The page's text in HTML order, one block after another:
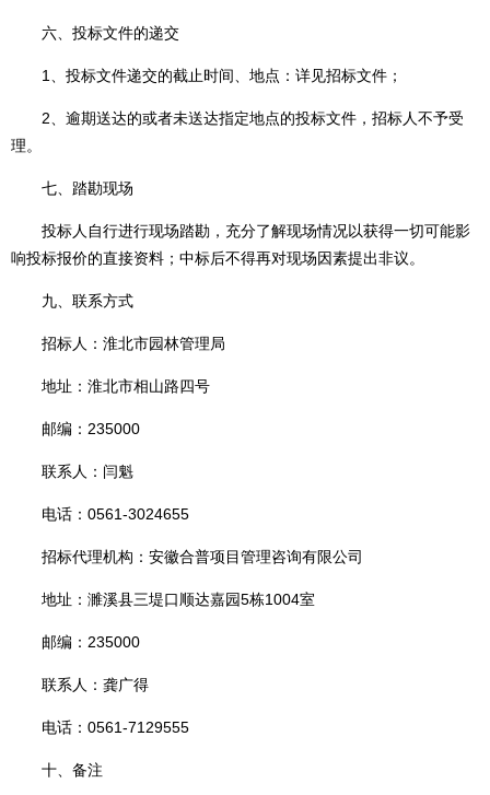
六、投标文件的递交
1、投标文件递交的截止时间、地点：详见招标文件；
2、逾期送达的或者未送达指定地点的投标文件，招标人不予受
理。
七、踏勘现场
投标人自行进行现场踏勘，充分了解现场情况以获得一切可能影
响投标报价的直接资料；中标后不得再对现场因素提出非议。
九、联系方式
招标人：淮北市园林管理局
地址：淮北市相山路四号
邮编：235000
联系人：闫魁
电话：0561-3024655
招标代理机构：安徽合普项目管理咨询有限公司
地址：濉溪县三堤口顺达嘉园5栋1004室
邮编：235000
联系人：龚广得
电话：0561-7129555
十、备注